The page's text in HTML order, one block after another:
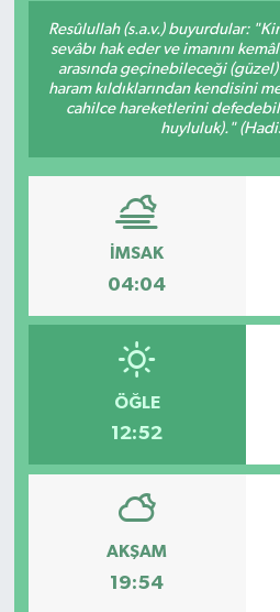
Resûlullah (s.a.v.) buyurdular:
sevâbı hak eder ve imanını
arasında geçinebileceği (güzel)
haram kıldıklarından kendisini
cahilce hareketlerini
huyluluk)."
İMSAK
04:04
ÖĞLE
12:52
AKŞAM
19:54
Siyaset
Spor
Video Galeri
Yaşam